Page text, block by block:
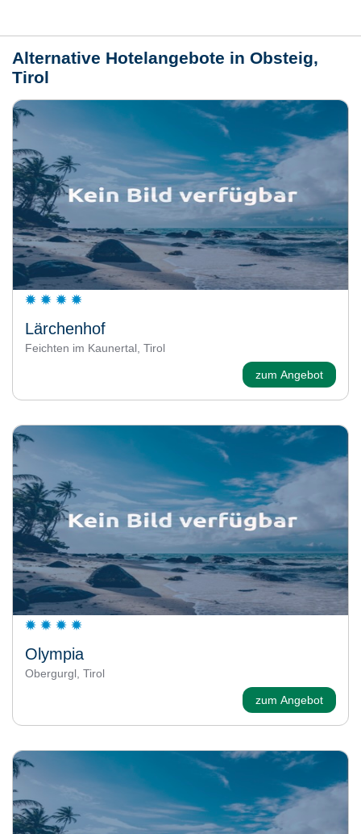
Alternative Hotelangebote in Obsteig,
Tirol
Lärchenhof
Feichten im Kaunertal, Tirol
zum Angebot
Olympia
Obergurgl, Tirol
zum Angebot